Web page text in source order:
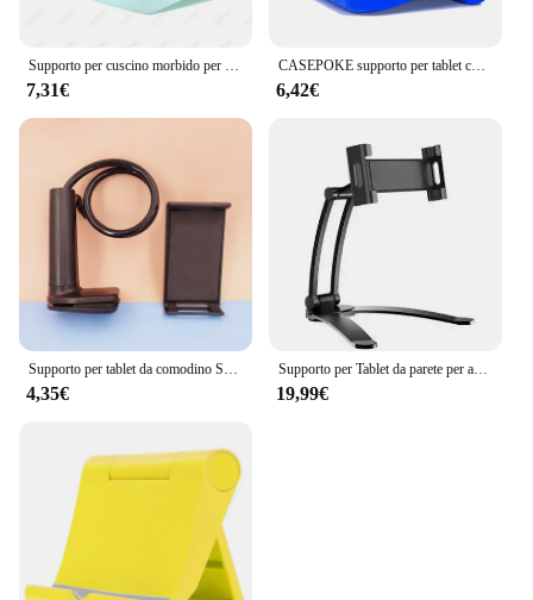
Supporto per cuscino morbido per tablet con supporto per tablet con tasca per cavo Dock per letto e scrivania per supporto da lettura Kindle per telefono iPad
7,31€
CASEPOKE supporto per tablet con cuscino in spugna per iPad supporto per tablet Huawei Samsung supporto per telefono cellulare supporto per lettura multi-angolo
6,42€
4,35€
Supporto per Tablet da parete per armadio da cucina staffa per Tablet in metallo rotante a 360 ° dispositivi 5-13.5 "per IPad IPhone Tab Stand sul Desktop
19,99€